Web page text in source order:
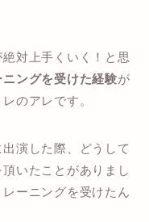
対上手くいく！と思
ングを受けた経験が
のアレです。
演した際、どうして
いたことがありまし
ーニングを受けたん